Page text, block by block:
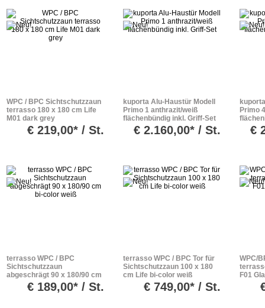
WPC / BPC Sichtschutzzaun
terrasso 180 x 180 cm Life
M01 dark grey
€ 219,00* / St.
kuporta Alu-Haustür Modell
Primo 1 anthrazit/weiß
flächenbündig inkl. Griff-Set
€ 2.160,00* / St.
Primo
€
terrasso WPC / BPC
Sichtschutzzaun
abgeschrägt 90 x 180/90 cm
bi-color weiß
€ 189,00* / St.
terrasso WPC / BPC Tor für
Sichtschutzzaun 100 x 180
cm Life bi-color weiß
€ 749,00* / St.
WPC/
F01